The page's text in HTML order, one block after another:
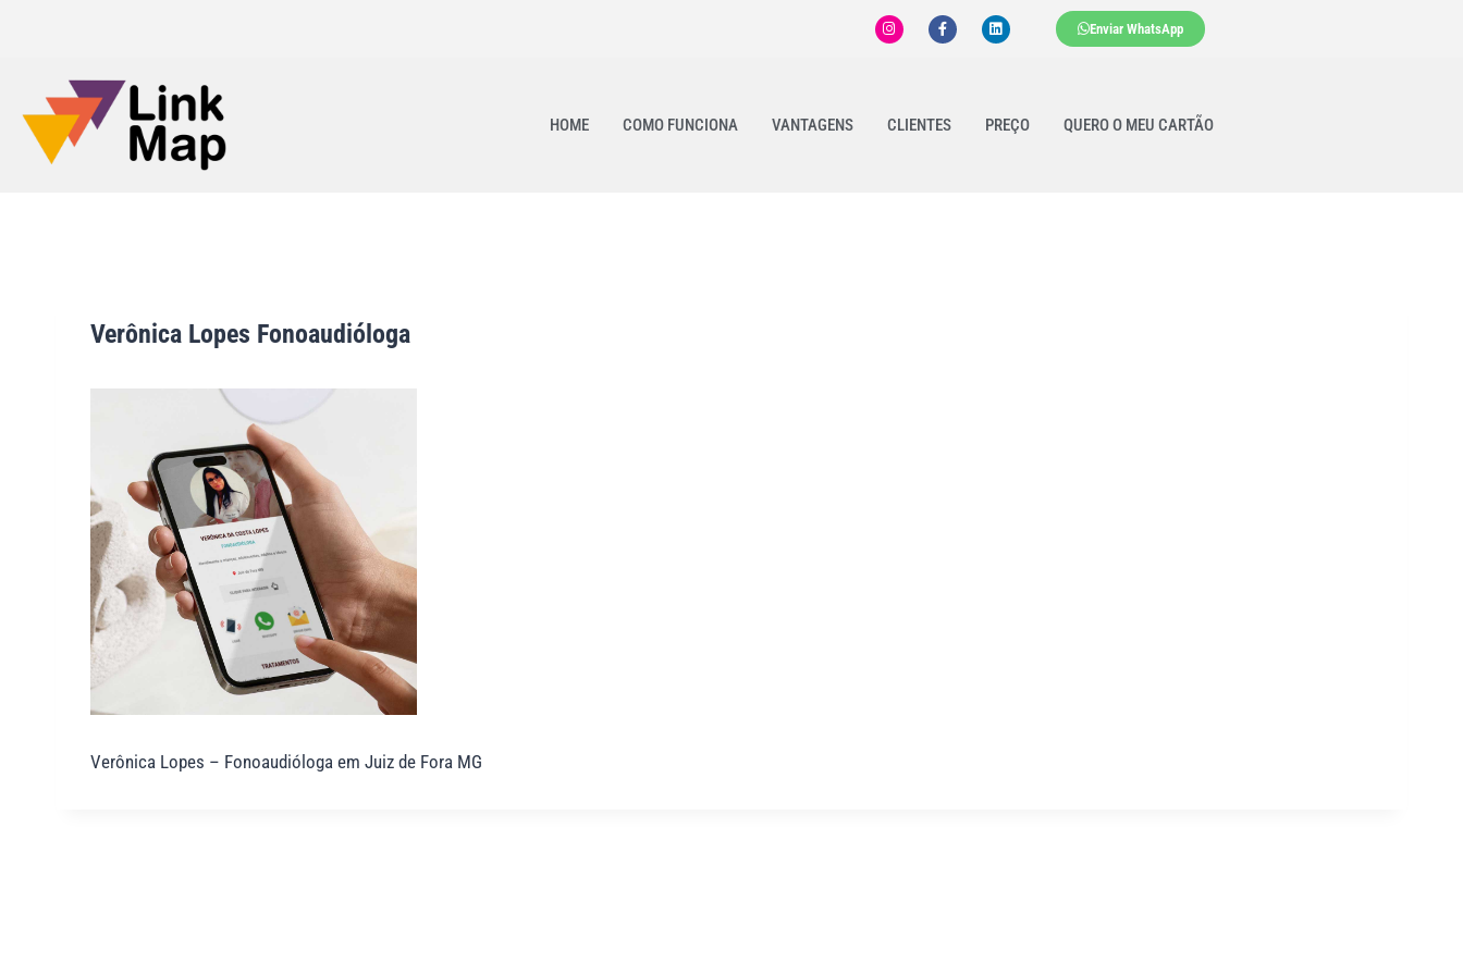
Enviar WhatsApp
HOME COMO FUNCIONA VANTAGENS CLIENTES PREÇO QUERO O MEU CARTÃO
Verônica Lopes Fonoaudióloga
Verônica Lopes – Fonoaudióloga em Juiz de Fora MG